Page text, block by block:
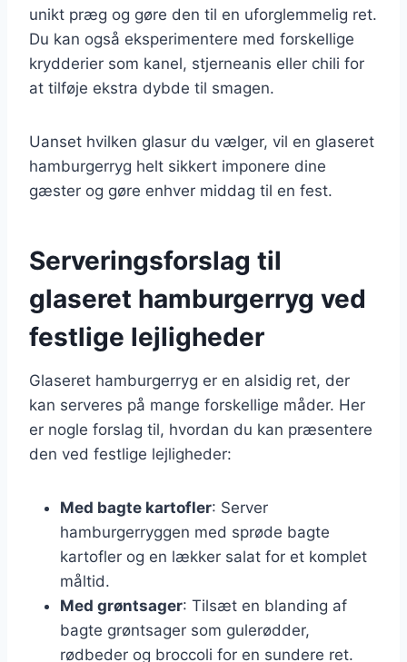
unikt præg og gøre den til en uforglemmelig ret.
Du kan også eksperimentere med forskellige
krydderier som kanel, stjerneanis eller chili for
at tilføje ekstra dybde til smagen.
Uanset hvilken glasur du vælger, vil en glaseret
hamburgerryg helt sikkert imponere dine
gæster og gøre enhver middag til en fest.
Serveringsforslag til
glaseret hamburgerryg ved
festlige lejligheder
Glaseret hamburgerryg er en alsidig ret, der
kan serveres på mange forskellige måder. Her
er nogle forslag til, hvordan du kan præsentere
den ved festlige lejligheder:
Med bagte kartofler: Server
hamburgerryggen med sprøde bagte
kartofler og en lækker salat for et komplet
måltid.
Med grøntsager: Tilsæt en blanding af
bagte grøntsager som gulerødder,
rødbeder og broccoli for en sundere ret.